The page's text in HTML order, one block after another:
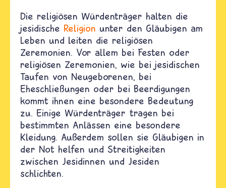
Die religiösen Würdenträger halten die
jesidische Religion unter den Gläubigen am
Leben und leiten die religiösen
Zeremonien. Vor allem bei Festen oder
religiösen Zeremonien, wie bei jesidischen
Taufen von Neugeborenen, bei
Eheschließungen oder bei Beerdigungen
kommt ihnen eine besondere Bedeutung
zu. Einige Würdenträger tragen bei
bestimmten Anlässen eine besondere
Kleidung. Außerdem sollen sie Gläubigen in
der Not helfen und Streitigkeiten
zwischen Jesidinnen und Jesiden
schlichten.